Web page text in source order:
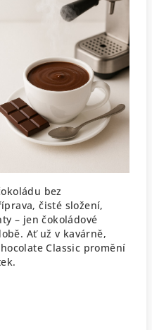
bez
čisté složení,
– jen čokoládové
Ať už v kavárně,
Classic promění